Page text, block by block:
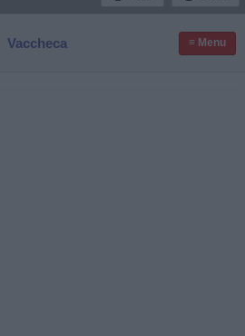
Vaccheca ≡ Menu